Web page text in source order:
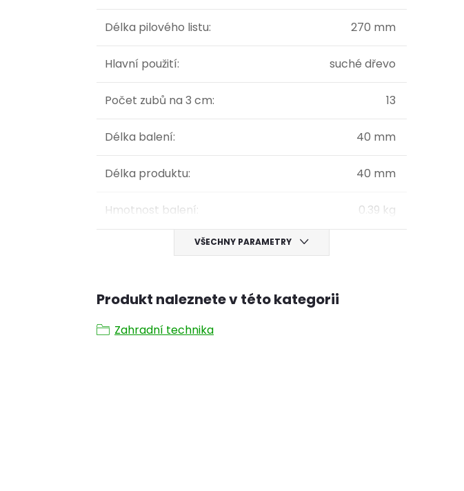
Délka pilového listu: 270 mm
Hlavní použití: suché dřevo
Počet zubů na 3 cm: 13
Délka balení: 40 mm
Délka produktu: 40 mm
Hmotnost balení: 0.39 kg
VŠECHNY PARAMETRY
Produkt naleznete v této kategorii
Zahradní technika